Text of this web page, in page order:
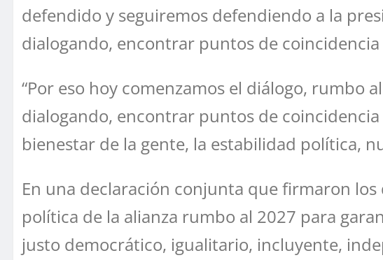
defendido y seguiremos defendiendo a la
dialogando, encontrar puntos de
“Por eso hoy comenzamos el diálogo, rumbo
dialogando, encontrar puntos de
bienestar de la gente, la estabilidad política,
En una declaración conjunta que firmaron
política de la alianza rumbo al 2027 para
justo democrático, igualitario, incluyente,